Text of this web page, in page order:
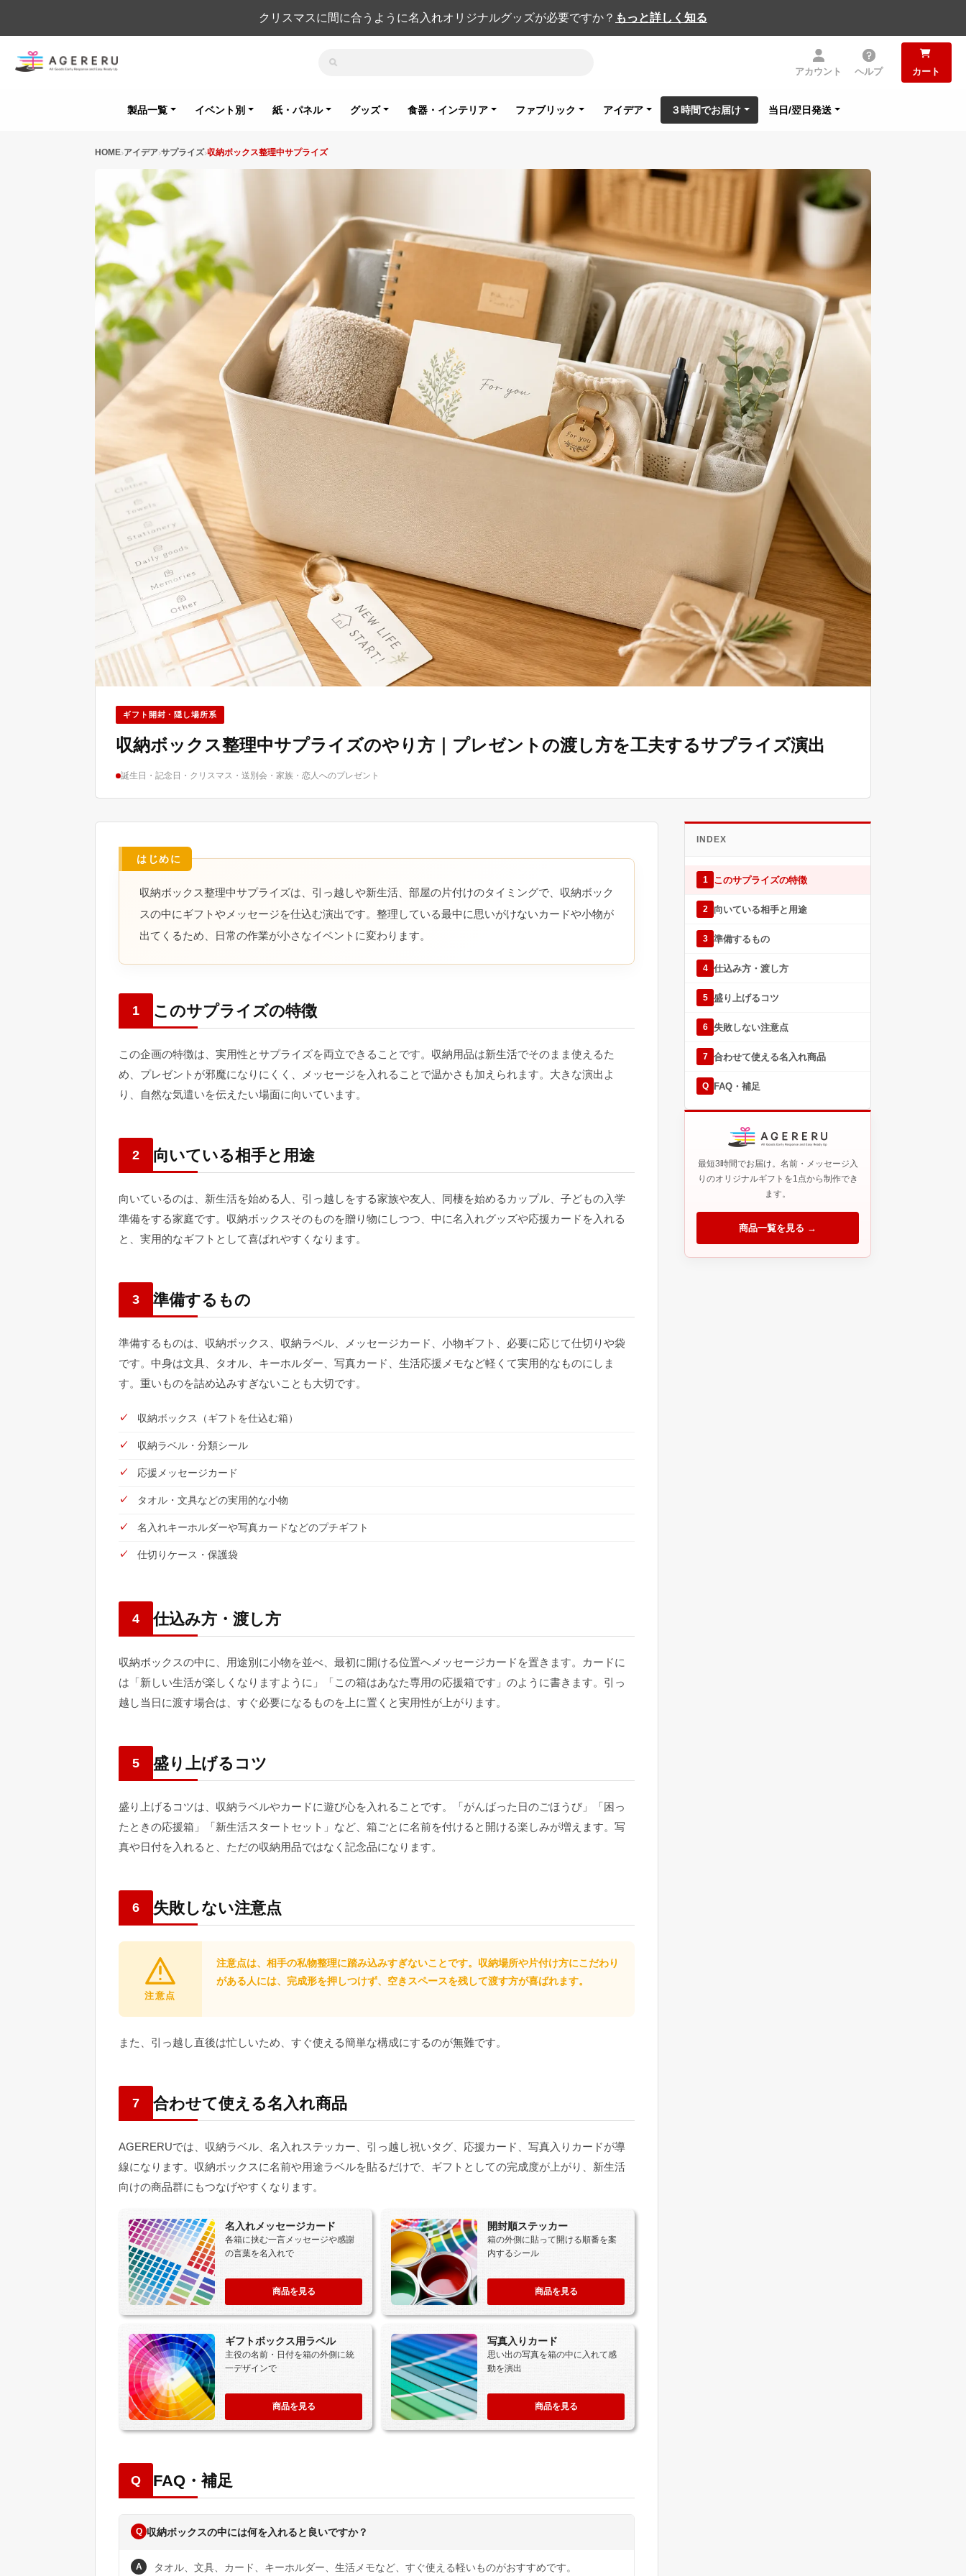
クリスマスに間に合うように名入れオリジナルグッズが必要ですか？ もっと詳しく知る
アカウント ヘルプ カート
製品一覧 イベント別 紙・パネル グッズ 食器・インテリア ファブリック アイデア ３時間でお届け 当日/翌日発送
HOME アイデア サプライズ 収納ボックス整理中サプライズ
ギフト開封・隠し場所系
収納ボックス整理中サプライズのやり方｜プレゼントの渡し方を工夫するサプライズ演出
誕生日・記念日・クリスマス・送別会・家族・恋人へのプレゼント
収納ボックス整理中サプライズは、引っ越しや新生活、部屋の片付けのタイミングで、収納ボック
スの中にギフトやメッセージを仕込む演出です。整理している最中に思いがけないカードや小物が
出てくるため、日常の作業が小さなイベントに変わります。
1 このサプライズの特徴
この企画の特徴は、実用性とサプライズを両立できることです。収納用品は新生活でそのまま使えるた
め、プレゼントが邪魔になりにくく、メッセージを入れることで温かさも加えられます。大きな演出よ
り、自然な気遣いを伝えたい場面に向いています。
2 向いている相手と用途
向いているのは、新生活を始める人、引っ越しをする家族や友人、同棲を始めるカップル、子どもの入学
準備をする家庭です。収納ボックスそのものを贈り物にしつつ、中に名入れグッズや応援カードを入れる
と、実用的なギフトとして喜ばれやすくなります。
3 準備するもの
準備するものは、収納ボックス、収納ラベル、メッセージカード、小物ギフト、必要に応じて仕切りや袋
です。中身は文具、タオル、キーホルダー、写真カード、生活応援メモなど軽くて実用的なものにしま
す。重いものを詰め込みすぎないことも大切です。
収納ボックス（ギフトを仕込む箱）
収納ラベル・分類シール
応援メッセージカード
タオル・文具などの実用的な小物
名入れキーホルダーや写真カードなどのプチギフト
仕切りケース・保護袋
4 仕込み方・渡し方
収納ボックスの中に、用途別に小物を並べ、最初に開ける位置へメッセージカードを置きます。カードに
は「新しい生活が楽しくなりますように」「この箱はあなた専用の応援箱です」のように書きます。引っ
越し当日に渡す場合は、すぐ必要になるものを上に置くと実用性が上がります。
5 盛り上げるコツ
盛り上げるコツは、収納ラベルやカードに遊び心を入れることです。「がんばった日のごほうび」「困っ
たときの応援箱」「新生活スタートセット」など、箱ごとに名前を付けると開ける楽しみが増えます。写
真や日付を入れると、ただの収納用品ではなく記念品になります。
6 失敗しない注意点
注意点
注意点は、相手の私物整理に踏み込みすぎないことです。収納場所や片付け方にこだわり
がある人には、完成形を押しつけず、空きスペースを残して渡す方が喜ばれます。
また、引っ越し直後は忙しいため、すぐ使える簡単な構成にするのが無難です。
7 合わせて使える名入れ商品
AGERERUでは、収納ラベル、名入れステッカー、引っ越し祝いタグ、応援カード、写真入りカードが導
線になります。収納ボックスに名前や用途ラベルを貼るだけで、ギフトとしての完成度が上がり、新生活
向けの商品群にもつなげやすくなります。
名入れメッセージカード
各箱に挟む一言メッセージや感謝
の言葉を名入れで
商品を見る
開封順ステッカー
箱の外側に貼って開ける順番を案
内するシール
商品を見る
ギフトボックス用ラベル
主役の名前・日付を箱の外側に統
一デザインで
商品を見る
写真入りカード
思い出の写真を箱の中に入れて感
動を演出
商品を見る
Q FAQ・補足
Q 収納ボックスの中には何を入れると良いですか？
A タオル、文具、カード、キーホルダー、生活メモなど、すぐ使える軽いものがおすすめです。
INDEX
1 このサプライズの特徴
2 向いている相手と用途
3 準備するもの
4 仕込み方・渡し方
5 盛り上げるコツ
6 失敗しない注意点
7 合わせて使える名入れ商品
Q FAQ・補足
最短3時間でお届け。名前・メッセージ入
りのオリジナルギフトを1点から制作でき
ます。
商品一覧を見る →